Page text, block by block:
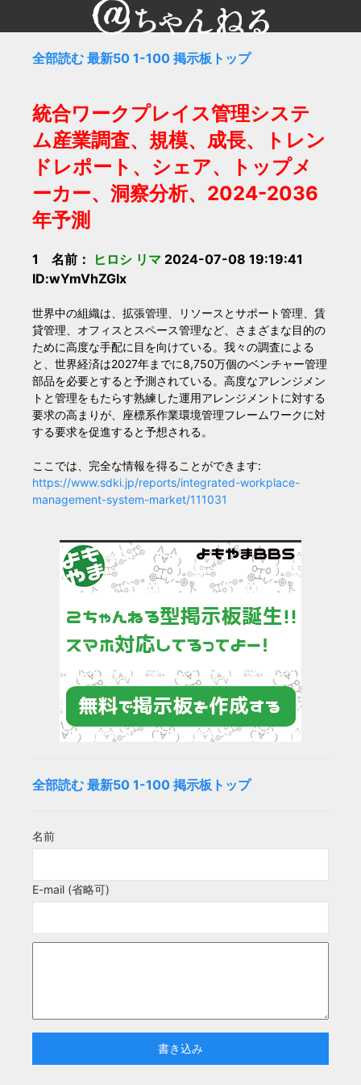
全部読む 最新50 1-100 掲示板トップ
統合ワークプレイス管理システ
ム産業調査、規模、成長、トレン
ドレポート、シェア、トップメ
ーカー、洞察分析、2024-2036
年予測
1 名前： ヒロシ リマ 2024-07-08 19:19:41
ID:wYmVhZGIx
世界中の組織は、拡張管理、リソースとサポート管理、賃
貸管理、オフィスとスペース管理など、さまざまな目的の
ために高度な手配に目を向けている。我々の調査による
と、世界経済は2027年までに8,750万個のベンチャー管理
部品を必要とすると予測されている。高度なアレンジメン
トと管理をもたらす熟練した運用アレンジメントに対する
要求の高まりが、座標系作業環境管理フレームワークに対
する要求を促進すると予想される。
ここでは、完全な情報を得ることができます:
https://www.sdki.jp/reports/integrated-workplace-
management-system-market/111031
全部読む 最新50 1-100 掲示板トップ
名前
E-mail (省略可)
書き込み